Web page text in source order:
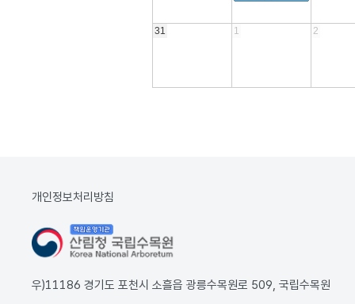
31 1 2
개인정보처리방침
우)11186 경기도 포천시 소흘읍 광릉수목원로 509, 국립수목원